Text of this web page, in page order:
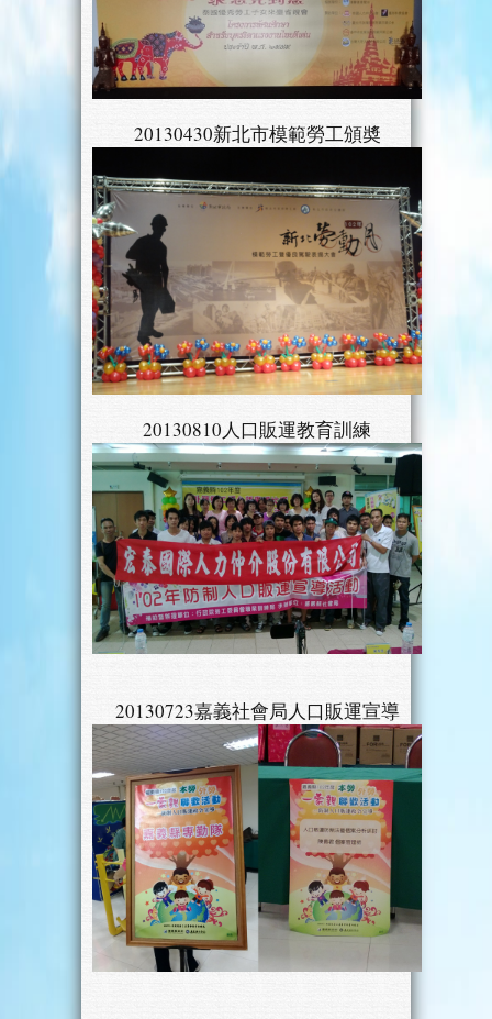
20130430新北市模範勞工頒奬
20130810人口販運教育訓練
20130723嘉義社會局人口販運宣導